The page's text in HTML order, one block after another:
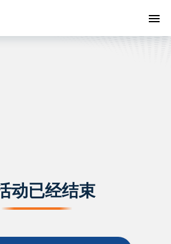
切
动已经结束